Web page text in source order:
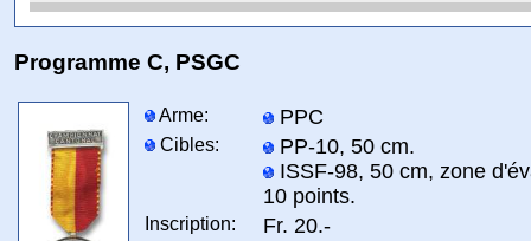
Programme C, PSGC
Arme: PPC
Cibles:
PP-10, 50 cm.
ISSF-98, 50 cm, zone
10 points.
Inscription: Fr. 20.-